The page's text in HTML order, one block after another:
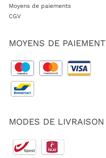
Moyens de paiements
CGV
MOYENS DE PAIEMENT
MODES DE LIVRAISON